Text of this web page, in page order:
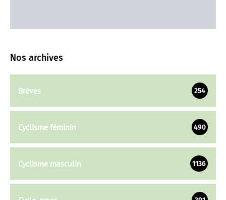
Nos archives
Brèves 254
Cyclisme féminin 490
Cyclisme masculin 1136